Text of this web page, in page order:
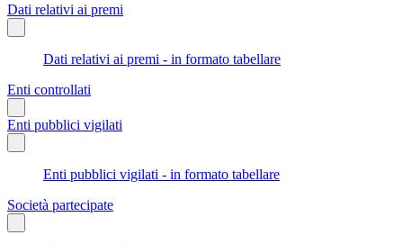
Dati relativi ai premi
Dati relativi ai premi - in formato tabellare
Enti controllati
Enti pubblici vigilati
Enti pubblici vigilati - in formato tabellare
Società partecipate